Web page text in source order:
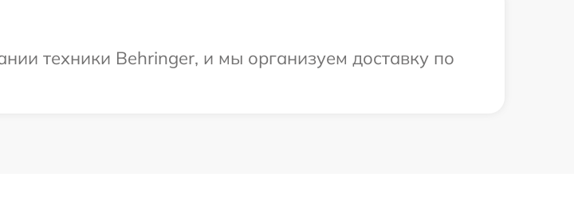
техники Behringer, и мы организуем доставку по